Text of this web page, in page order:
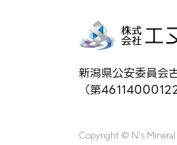
新潟県公安委員会
（第
Copyright © N's Mineral